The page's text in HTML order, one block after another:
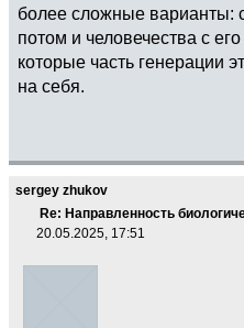
более сложные варианты:
потом и человечества с
которые часть генерации
на себя.
sergey zhukov
Re: Направленность
20.05.2025, 17:51